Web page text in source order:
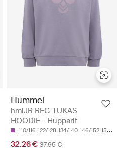
Hummel
hmlJR REG TUKAS
HOODIE - Hupparit
110/116 122/128 134/140 146/152 158/164
32.26 € 37.95 €